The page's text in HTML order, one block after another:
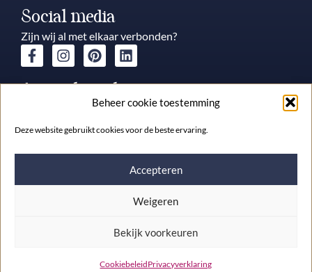
Beheer cookie toestemming
Deze website gebruikt cookies voor de beste ervaring.
Accepteren
Weigeren
Bekijk voorkeuren
CookiebeleidPrivacyverklaring
Social media
Zijn wij al met elkaar verbonden?
Aangesloten bij
2026 | Website made byLangemaire Websolutions